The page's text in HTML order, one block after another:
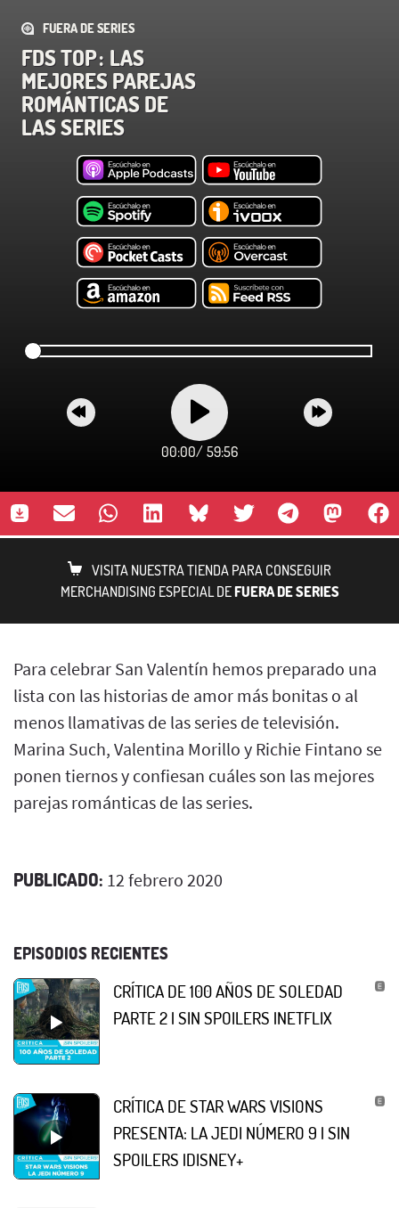
FUERA DE SERIES
FDS TOP : LAS
MEJORES PAREJAS
ROMÁNTICAS DE
LAS SERIES
00:00/ 59:56
VISITA NUESTRA TIENDA PARA CONSEGUIR
MERCHANDISING ESPECIAL DEFUERA DE SERIES
Para celebrar San Valentín hemos preparado una
lista con las historias de amor más bonitas o al
menos llamativas de las series de televisión.
Marina Such, Valentina Morillo y Richie Fintano se
ponen tiernos y confiesan cuáles son las mejores
parejas románticas de las series.
PUBLICADO: 12 febrero 2020
EPISODIOS RECIENTES
CRÍTICA DE 100 AÑOS DE SOLEDAD
PARTE 2 | SIN SPOILERS |NETFLIX
CRÍTICA DE STAR WARS VISIONS
PRESENTA: LA JEDI NÚMERO 9 | SIN
SPOILERS |DISNEY+